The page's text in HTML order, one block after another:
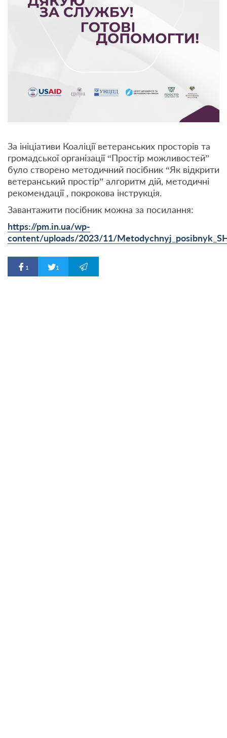
1 1
За ініціативи Коаліції ветеранських просторів та
громадської організації “Простір можливостей”
було створено методичний посібник “Як відкрити
ветеранський простір” алгоритм дій, методичні
рекомендації , покрокова інструкція.
Завантажити посібник можна за посилання:
https://pm.in.ua/wp-
content/uploads/2023/11/